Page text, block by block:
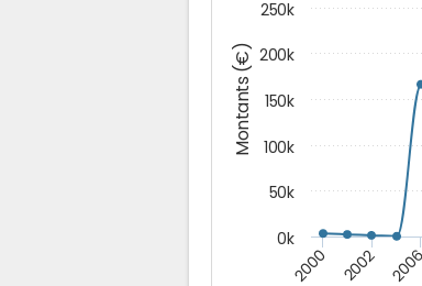
Montants (€)
2000 2002 2006
0k
50k
100k
150k
200k
250k